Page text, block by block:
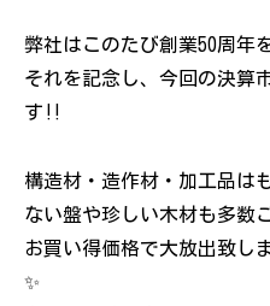
弊社はこのたび創業50周年
それを記念し、今回の決算
す‼︎
構造材・造作材・加工品は
ない盤や珍しい木材も多数
お買い得価格で大放出致し
✨